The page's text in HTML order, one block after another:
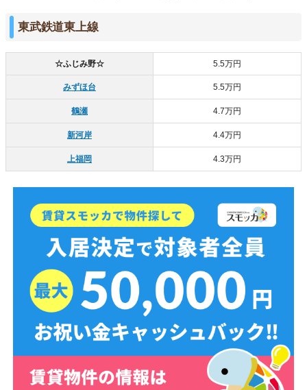
東武鉄道東上線
☆ふじみ野☆ 5.5万円
みずほ台 5.5万円
鶴瀬 4.7万円
新河岸 4.4万円
上福岡 4.3万円